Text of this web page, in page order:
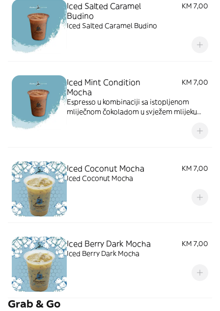
Iced Salted Caramel
Budino
KM 7,00
Iced Salted Caramel Budino
Iced Mint Condition
Mocha
KM 7,00
Espresso u kombinaciji sa istopljenom
mliječnom čokoladom u svježem mlijeku
Iced Coconut Mocha
KM 7,00
Iced Coconut Mocha
Iced Berry Dark Mocha
KM 7,00
Iced Berry Dark Mocha
Grab & Go